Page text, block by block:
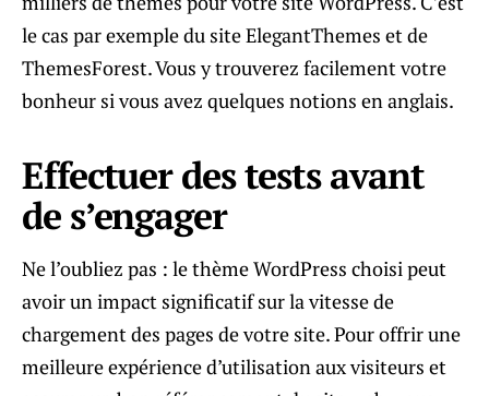
le cas par exemple du site ElegantThemes et de
ThemesForest. Vous y trouverez facilement votre
bonheur si vous avez quelques notions en anglais.
Effectuer des tests avant
de s’engager
Ne l’oubliez pas : le thème WordPress choisi peut
avoir un impact significatif sur la vitesse de
chargement des pages de votre site. Pour offrir une
meilleure expérience d’utilisation aux visiteurs et